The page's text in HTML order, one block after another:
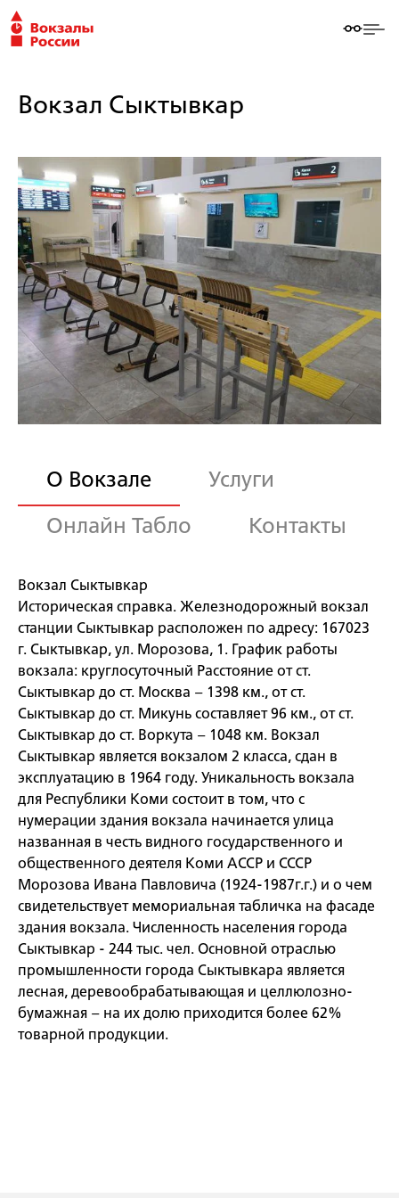
Вокзал Сыктывкар
О Вокзале
Вокзал Сыктывкар
Историческая справка. Железнодорожный вокзал
станции Сыктывкар расположен по адресу: 167023
г. Сыктывкар, ул. Морозова, 1. График работы
вокзала: круглосуточный Расстояние от ст.
Сыктывкар до ст. Москва – 1398 км., от ст.
Сыктывкар до ст. Микунь составляет 96 км., от ст.
Сыктывкар до ст. Воркута – 1048 км. Вокзал
Сыктывкар является вокзалом 2 класса, сдан в
эксплуатацию в 1964 году. Уникальность вокзала
для Республики Коми состоит в том, что с
нумерации здания вокзала начинается улица
названная в честь видного государственного и
общественного деятеля Коми АССР и СССР
Морозова Ивана Павловича (1924-1987г.г.) и о чем
свидетельствует мемориальная табличка на фасаде
здания вокзала. Численность населения города
Сыктывкар - 244 тыс. чел. Основной отраслью
промышленности города Сыктывкара является
лесная, деревообрабатывающая и целлюлозно-
бумажная – на их долю приходится более 62%
товарной продукции.
Услуги
Онлайн Табло Контакты